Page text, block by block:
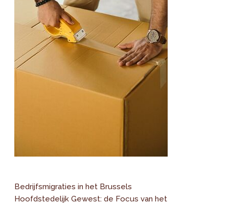
Bedrijfsmigraties in het Brussels
Hoofdstedelijk Gewest: de Focus van het